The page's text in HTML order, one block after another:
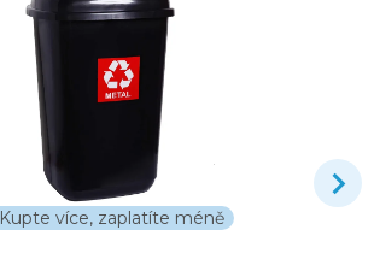
Kupte více, zaplatíte méně